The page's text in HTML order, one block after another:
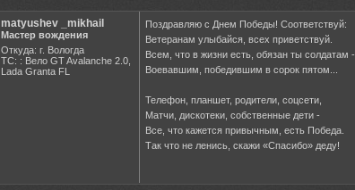
matyushev _mikhail
Мастер вождения
Откуда: г. Вологда
ТС: : Вело GT Avalanche 2.0,
Lada Granta FL
Поздравляю с Днем Победы! Соответствуй:
Ветеранам улыбайся, всех приветствуй.
Всем, что в жизни есть, обязан ты солдатам -
Воевавшим, победившим в сорок пятом...
Телефон, планшет, родители, соцсети,
Матчи, дискотеки, собственные дети -
Все, что кажется привычным, есть Победа.
Так что не ленись, скажи «Спасибо» деду!